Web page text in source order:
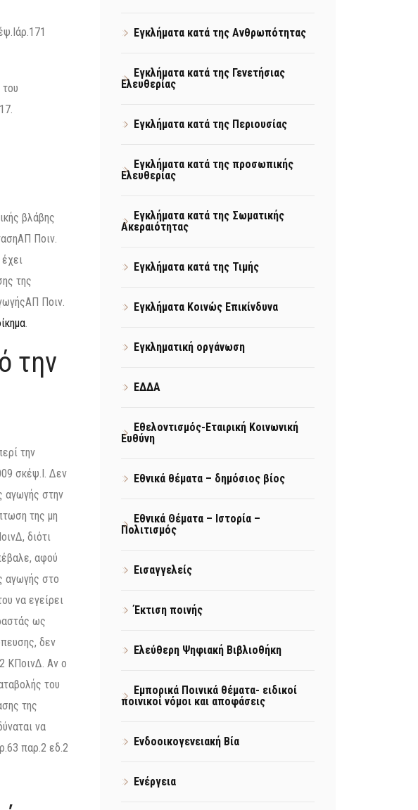
βλάβης
Ποιν.
της
Ποιν.
.
την
την
σκέψ.I. Δεν
αγωγής στην
της μη
διότι
αφού
αγωγής στο
να εγείρει
ως
δεν
ΚΠοινΔ. Αν ο
του
της
να
παρ.2 εδ.2
Εγκλήματα κατά της Ανθρωπότητας
Εγκλήματα κατά της Γενετήσιας
Ελευθερίας
Εγκλήματα κατά της Περιουσίας
Εγκλήματα κατά της προσωπικής
Ελευθερίας
Εγκλήματα κατά της Σωματικής
Ακεραιότητας
Εγκλήματα κατά της Τιμής
Εγκλήματα Κοινώς Επικίνδυνα
Εγκληματική οργάνωση
ΕΔΔΑ
Εθελοντισμός-Εταιρική Κοινωνική
Ευθύνη
Εθνικά θέματα – δημόσιος βίος
Εθνικά Θέματα – Ιστορία –
Πολιτισμός
Εισαγγελείς
Έκτιση ποινής
Ελεύθερη Ψηφιακή Βιβλιοθήκη
Εμπορικά Ποινικά θέματα- ειδικοί
ποινικοί νόμοι και αποφάσεις
Ενδοοικογενειακή Βία
Ενέργεια